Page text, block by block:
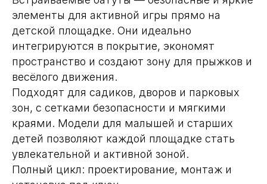
элементы для активной игры прямо на
детской площадке. Они идеально
интегрируются в покрытие, экономят
пространство и создают зону для прыжков и
весёлого движения.
Подходят для садиков, дворов и парковых
зон, с сетками безопасности и мягкими
краями. Модели для малышей и старших
детей позволяют каждой площадке стать
увлекательной и активной зоной.
Полный цикл: проектирование, монтаж и